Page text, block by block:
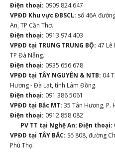
Điện thoại: 0909.824.647
VPĐD Khu vực ĐBSCL: số 46A
An, TP Cần Thơ.
Điện thoại: 0913.974.403
VPĐD tại TRUNG TRUNG BỘ: 47 Lê
TP Đà Nẵng.
Điện thoại: 0935.656.678
VPĐD tại TÂY NGUYÊN & NTB: 04
Hương - Đà Lạt, tỉnh Lâm Đồng.
Điện thoại: 091 386 5061
VPĐD tại Bắc MT: 35 Tân Hương, P.
Điện thoại: 0912.858.082
PV TT tại Nghệ An: Điện thoại:
VPĐD tại TÂY BẮC: Số 808, đường
Phú Thọ.